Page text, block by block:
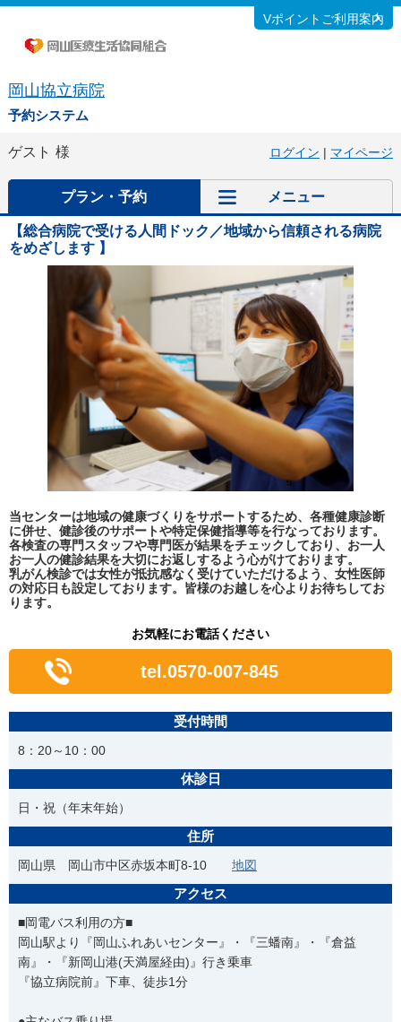
岡山協立病院
予約システム
Vポイントご利用案内
ゲスト 様 ログイン | マイページ
プラン・予約 メニュー
【総合病院で受ける人間ドック／地域から信頼される病院
をめざします 】
当センターは地域の健康づくりをサポートするため、各種健康診断
に併せ、健診後のサポートや特定保健指導等を行なっております。
各検査の専門スタッフや専門医が結果をチェックしており、お一人
お一人の健診結果を大切にお返しするよう心がけております。
乳がん検診では女性が抵抗感なく受けていただけるよう、女性医師
の対応日も設定しております。皆様のお越しを心よりお待ちしてお
ります。
お気軽にお電話ください
tel.0570-007-845
受付時間
8：20～10：00
休診日
日・祝（年末年始）
住所
岡山県 岡山市中区赤坂本町8-10 地図
アクセス
■岡電バス利用の方■
岡山駅より『岡山ふれあいセンター』・『三蟠南』・『倉益
南』・『新岡山港(天満屋経由)』行き乗車
『協立病院前』下車、徒歩1分